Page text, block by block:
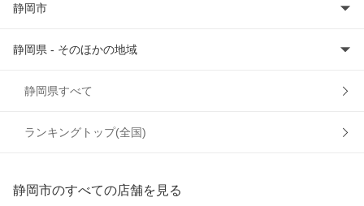
浜松市中央区
浜松市浜名区
浜松市
静岡市
静岡市葵区
静岡市清水区
静岡市駿河区
静岡県 - そのほかの地域
伊豆の国市
伊東市
静岡県すべて
ランキングトップ(全国)
静岡市のすべての店舗を見る